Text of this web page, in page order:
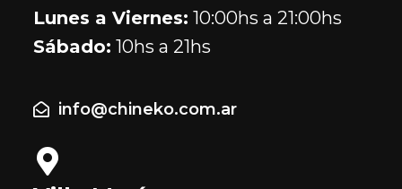
Lunes a Viernes: 10:00hs a 21:00hs
Sábado: 10hs a 21hs
info@chineko.com.ar